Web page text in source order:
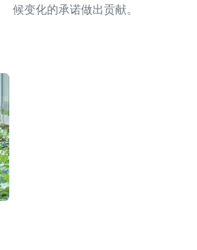
候变化的承诺做出贡献。